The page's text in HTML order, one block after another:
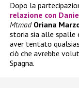
Dopo la
relazione con
Mtmad Oriana
storia sia alle spalle
aver tentato
ciò che avrebbe
Spagna.